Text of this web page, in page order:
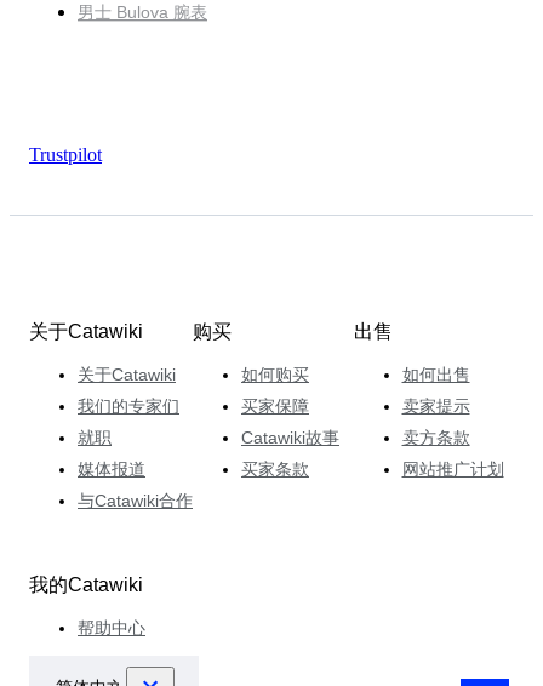
男士 Bulova 腕表
Trustpilot
关于Catawiki
关于Catawiki
我们的专家们
就职
媒体报道
与Catawiki合作
购买
如何购买
买家保障
Catawiki故事
买家条款
出售
如何出售
卖家提示
卖方条款
网站推广计划
我的Catawiki
帮助中心